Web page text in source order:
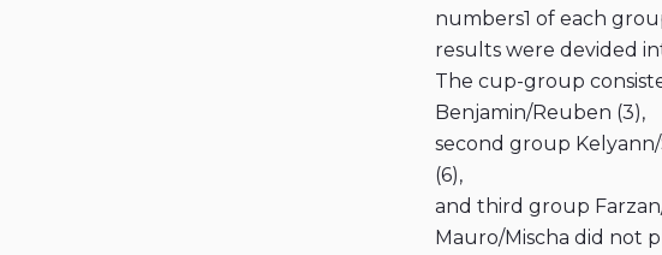
numbers1 of each
results were devided
The cup-group
Benjamin/Reuben (3),
second group
(6),
and third group
Mauro/Mischa did not